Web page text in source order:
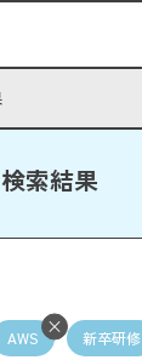
検索結果
AWS 新卒研修